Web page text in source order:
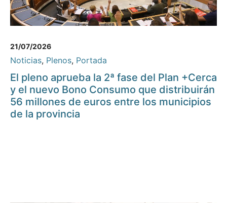
21/07/2026
Noticias, Plenos, Portada
El pleno aprueba la 2ª fase del Plan +Cerca
y el nuevo Bono Consumo que distribuirán
56 millones de euros entre los municipios
de la provincia